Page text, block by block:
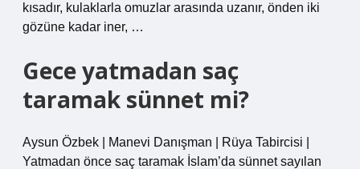
kısadır, kulaklarla omuzlar arasında uzanır, önden iki
gözüne kadar iner, …
Gece yatmadan saç
taramak sünnet mi?
Aysun Özbek | Manevi Danışman | Rüya Tabircisi |
Yatmadan önce saç taramak İslam’da sünnet sayılan